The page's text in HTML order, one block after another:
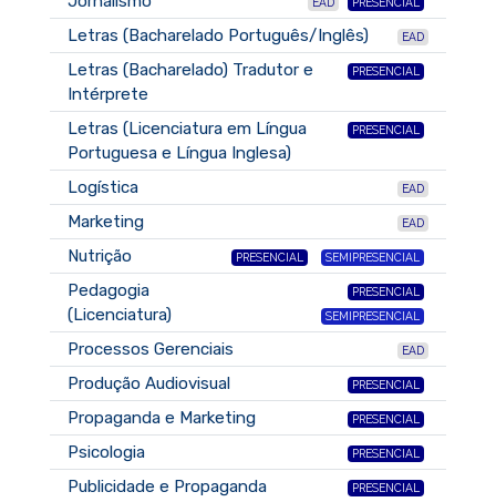
Letras (Bacharelado Português/Inglês) EAD
Letras (Bacharelado) Tradutor e
Intérprete
PRESENCIAL
Letras (Licenciatura em Língua
Portuguesa e Língua Inglesa)
PRESENCIAL
Logística EAD
Marketing EAD
Nutrição PRESENCIAL SEMIPRESENCIAL
Pedagogia
(Licenciatura)
PRESENCIAL
SEMIPRESENCIAL
Processos Gerenciais EAD
Produção Audiovisual PRESENCIAL
Propaganda e Marketing PRESENCIAL
Psicologia PRESENCIAL
Publicidade e Propaganda PRESENCIAL